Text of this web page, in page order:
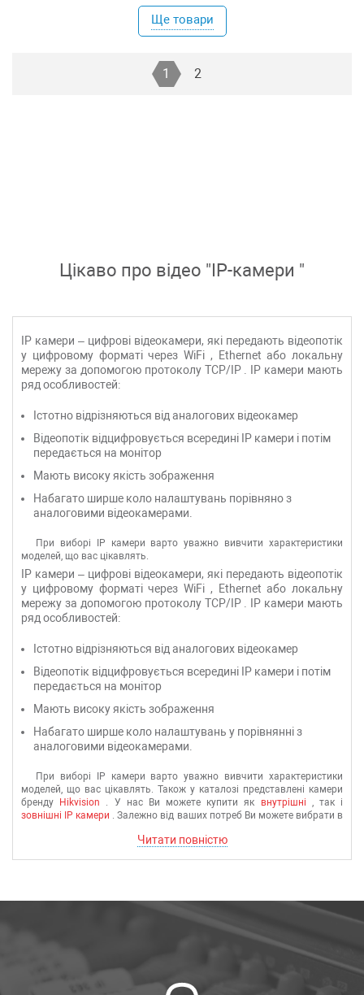
Ще товари
1 2
Цікаво про відео " IP-камери "
IP камери – цифрові відеокамери, які передають відеопотік
у цифровому форматі через WiFi , Ethernet або локальну
мережу за допомогою протоколу TCP/IP IP камери мають
ряд особливостей:
Істотно відрізняються від аналогових відеокамер
Відеопотік відцифровується всередині IP камери і потім
передається на монітор
Мають високу якість зображення
Набагато ширше коло налаштувань порівняно з
аналоговими відеокамерами.
При виборі IP камери варто уважно вивчити характеристики
моделей, що вас цікавлять.
IP камери – цифрові відеокамери, які передають відеопотік
у цифровому форматі через WiFi , Ethernet або локальну
мережу за допомогою протоколу TCP/IP IP камери мають
ряд особливостей:
Істотно відрізняються від аналогових відеокамер
Відеопотік відцифровується всередині IP камери і потім
передається на монітор
Мають високу якість зображення
Набагато ширше коло налаштувань у порівнянні з
аналоговими відеокамерами.
При виборі IP камери варто уважно вивчити характеристики
моделей, що вас цікавлять.
Також у каталозі представлені камери
бренду Hikvision . У нас Ви можете купити як внутрішні , так і
зовнішні IP камери . Залежно від ваших потреб Ви можете вибрати в
стануть ефективним інструментом для організації якісного
забезпечені гарантійними талонами та будуть доставлені Вам у
Читати повністю